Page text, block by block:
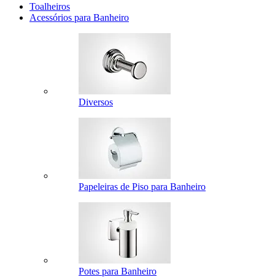
Toalheiros
Acessórios para Banheiro
Diversos
Papeleiras de Piso para Banheiro
Potes para Banheiro